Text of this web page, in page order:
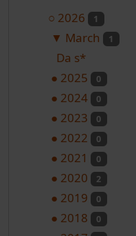
○ 2026 1
▼ March 1
Da s*
● 2025 0
● 2024 0
● 2023 0
● 2022 0
● 2021 0
● 2020 2
● 2019 0
● 2018 0